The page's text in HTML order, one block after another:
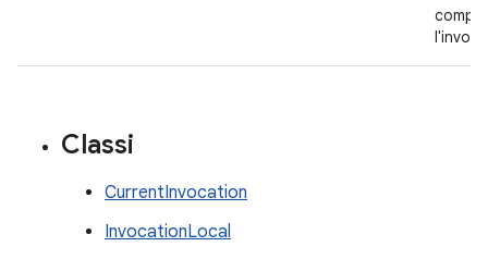
Classi
CurrentInvocation
InvocationLocal